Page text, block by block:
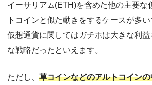
イーサリアム(ETH)を含めた他の主要な
トコインと似た動きをするケースが多
仮想通貨に関してはガチホは大きな利
な戦略だったといえます。
ただし、 草コインなどのアルトコイン